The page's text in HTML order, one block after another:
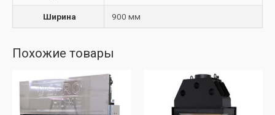
Ширина 900 мм
Похожие товары